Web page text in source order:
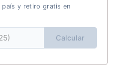
país y retiro gratis en
Calcular